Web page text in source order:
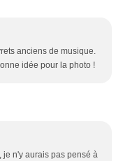
anciens de musique.
idée pour la photo !
n'y aurais pas pensé à